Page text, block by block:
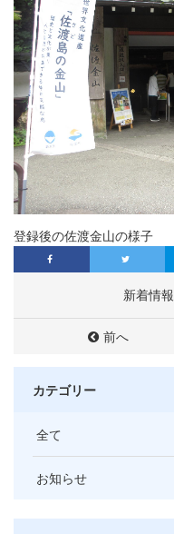
登録後の佐渡金山の様子
新着情報
前へ
カテゴリー
全て
お知らせ